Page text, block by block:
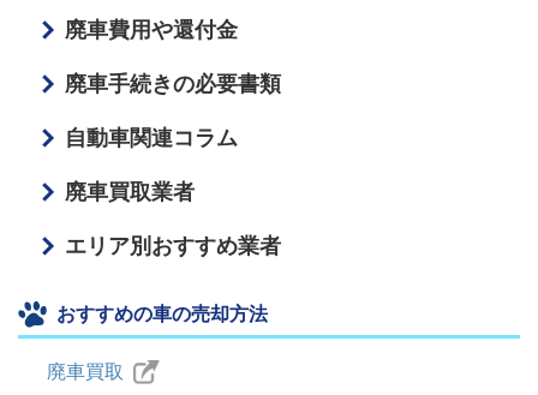
廃車費用や還付金
廃車手続きの必要書類
自動車関連コラム
廃車買取業者
エリア別おすすめ業者
おすすめの車の売却方法
廃車買取